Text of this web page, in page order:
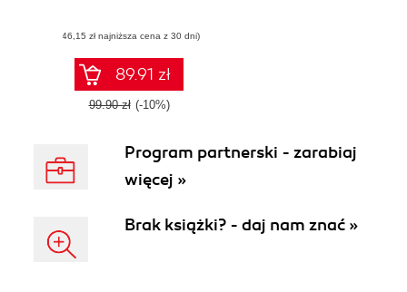
(46,15 zł najniższa cena z 30 dni)
89.91 zł
99.90 zł (-10%)
Program partnerski - zarabiaj
więcej »
Brak książki? - daj nam znać »